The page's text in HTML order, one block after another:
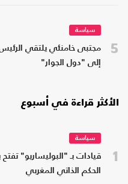
5
سياسة
مجتبى خامنئي يلتقي
إلى "دول الجوار"
الأكثر قراءة في أسبوع
1
سياسة
قيادات بـ "البوليساريو"
الحكم الذاتي المغربي